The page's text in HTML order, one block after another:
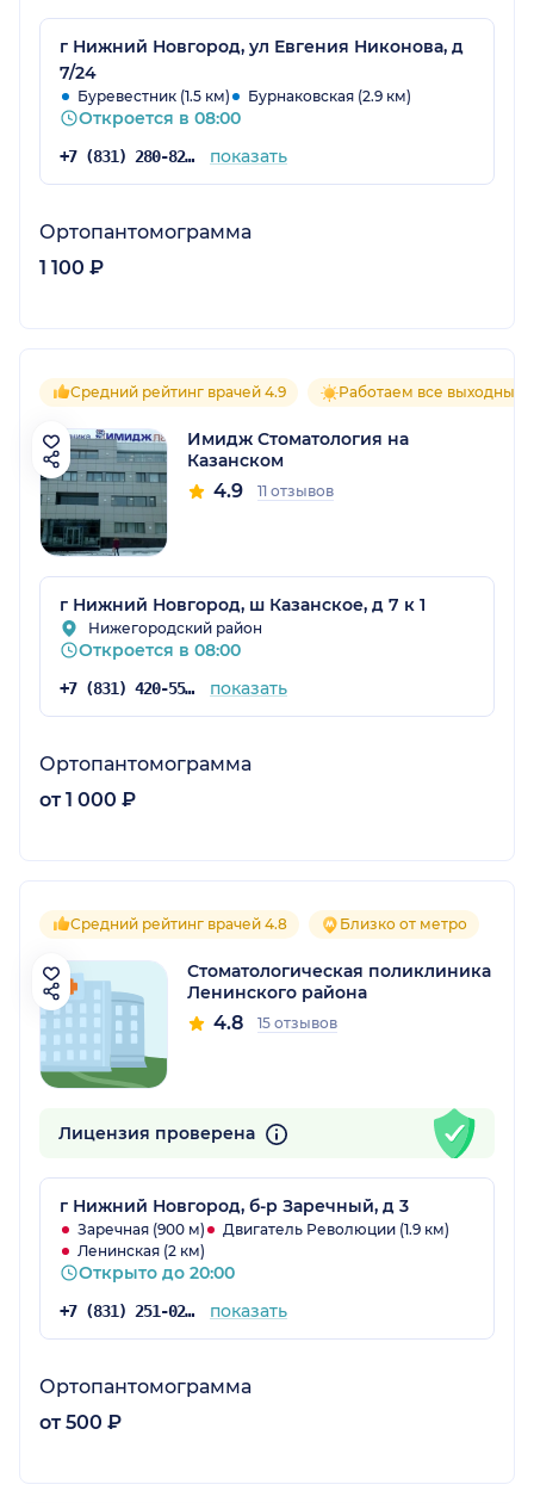
г Нижний Новгород, ул Евгения Никонова, д
7/24
Буревестник (1.5 км) Бурнаковская (2.9 км)
Откроется в 08:00
+7 (831) 280-82-59 показать
Ортопантомограмма
1 100 ₽
Средний рейтинг врачей 4.9 Работаем все выходные
Имидж Стоматология на
Казанском
4.9 11 отзывов
г Нижний Новгород, ш Казанское, д 7 к 1
Нижегородский район
Откроется в 08:00
+7 (831) 420-55-55 показать
Ортопантомограмма
от 1 000 ₽
Средний рейтинг врачей 4.8 Близко от метро
Стоматологическая поликлиника
Ленинского района
4.8 15 отзывов
Лицензия проверена
г Нижний Новгород, б-р Заречный, д 3
Заречная (900 м)
Двигатель Революции (1.9 км)
Ленинская (2 км)
Открыто до 20:00
+7 (831) 251-02-61 показать
Ортопантомограмма
от 500 ₽